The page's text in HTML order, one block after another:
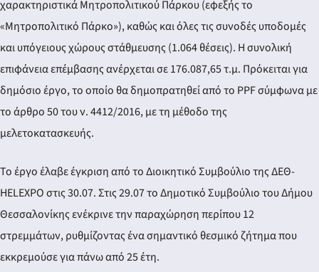
χαρακτηριστικά Μητροπολιτικού Πάρκου (εφεξής το
«Μητροπολιτικό Πάρκο»), καθώς και όλες τις συνοδές υποδομές
και υπόγειους χώρους στάθμευσης (1.064 θέσεις). Η συνολική
επιφάνεια επέμβασης ανέρχεται σε 176.087,65 τ.μ. Πρόκειται για
δημόσιο έργο, το οποίο θα δημοπρατηθεί από το PPF σύμφωνα με
το άρθρο 50 του ν. 4412/2016, με τη μέθοδο της
μελετοκατασκευής.
Το έργο έλαβε έγκριση από το Διοικητικό Συμβούλιο της ΔΕΘ-
HELEXPO στις 30.07. Στις 29.07 το Δημοτικό Συμβούλιο του Δήμου
Θεσσαλονίκης ενέκρινε την παραχώρηση περίπου 12
στρεμμάτων, ρυθμίζοντας ένα σημαντικό θεσμικό ζήτημα που
εκκρεμούσε για πάνω από 25 έτη.